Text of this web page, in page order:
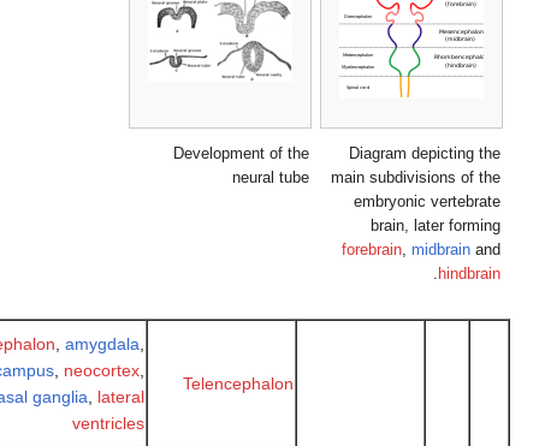
Diagram
main subdivisions
embryonic
brain, later
forebrain ,
Development of the
neural tube
Telencephalon
Rhinencephalon,amygdala
hippocampus,neocortex
basal ganglia